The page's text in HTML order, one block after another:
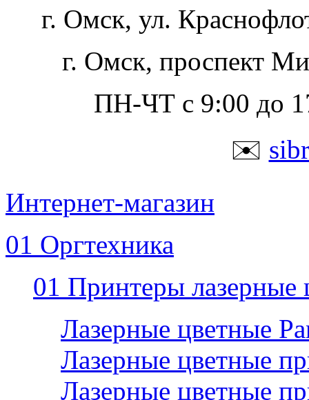
г. Омск, ул.
г. Омск, проспект
ПН-ЧТ с 9:00 до
✉️
Интернет-магазин
01 Оргтехника
01 Принтеры лазерные
Лазерные цветные
Лазерные цветные
Лазерные цветные